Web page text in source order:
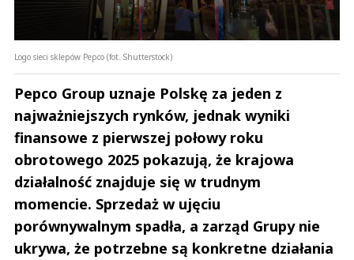
Logo sieci sklepów Pepco (fot. Shutterstock)
Pepco Group uznaje Polskę za jeden z
najważniejszych rynków, jednak wyniki
finansowe z pierwszej połowy roku
obrotowego 2025 pokazują, że krajowa
działalność znajduje się w trudnym
momencie. Sprzedaż w ujęciu
porównywalnym spadła, a zarząd Grupy nie
ukrywa, że potrzebne są konkretne działania